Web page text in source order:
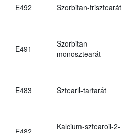
E492 Szorbitan-trisztearát
E491
Szorbitan-
monosztearát
E483 Sztearil-tartarát
Kalcium-sztearoil-2-